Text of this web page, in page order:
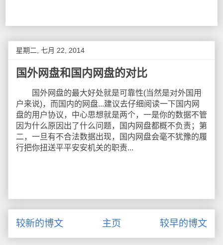
星期二, 七月 22, 2014
国外网盘和国内网盘的对比
国外网盘的最大好处就是可靠性(当然是对外国用
户来说)，而国内的网盘...建议去仔细阅读一下国内网
盘的用户协议，中心思想就是两个，一是你的数据不管
因为什么原因出了什么问题，国内网盘都概不负责；第
二，一旦有不合法数据出现，国内网盘会毫不犹豫的履
行把你扭送平平安安机关的职责...
较新的博文 较早的博文
主页